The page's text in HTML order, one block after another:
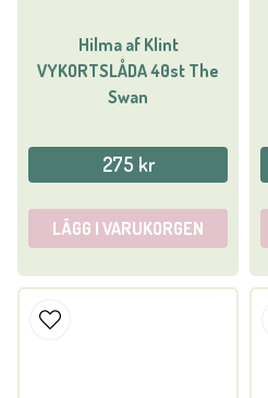
Hilma af Klint
VYKORTSLÅDA 40st The
Swan
275 kr
LÄGG I VARUKORGEN